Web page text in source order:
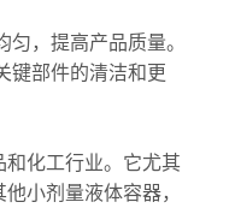
，提高产品质量。
键部件的清洁和更
化工行业。它尤其
小剂量液体容器，